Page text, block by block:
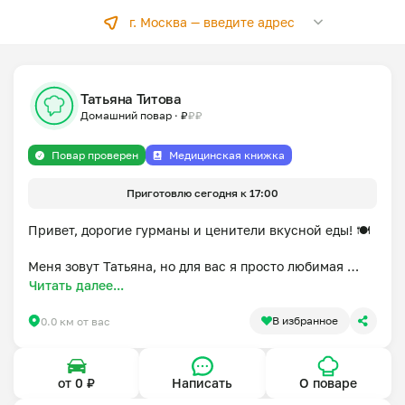
г. Москва —введите адрес
Татьяна Титова
Домашний повар · ₽₽₽
Повар проверен Медицинская книжка
Приготовлю сегодня к 17:00
Привет, дорогие гурманы и ценители вкусной еды! 🍽️
Меня зовут Татьяна, но для вас я просто любимая
хозяюшка Таня! 🫶
Знаете, что может сделать декретные будни по-
волшебство кулинарии! 🪄
Каждый день я создаю маленькие кулинарные
Читать далее...
0.0 км от вас В избранное
от 0 ₽ Написать О поваре